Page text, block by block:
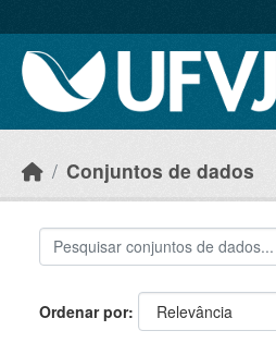
Conjuntos de dados
Ordenar por